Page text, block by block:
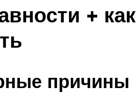
+ как
причины